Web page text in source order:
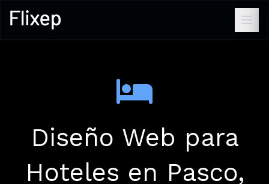
Diseño Web para
Hoteles en Pasco,